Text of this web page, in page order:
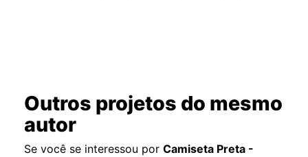
Outros projetos do mesmo
autor
Se você se interessou porCamiseta Preta -